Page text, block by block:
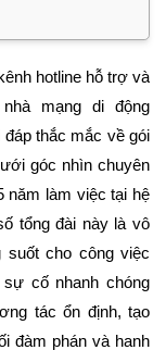
hotline hỗ trợ và
mạng di động
đáp thắc mắc về gói
góc nhìn chuyên
làm việc tại hệ
tổng đài này là vô
suốt cho công việc
cố nhanh chóng
tác ổn định, tạo
đàm phán và hanh